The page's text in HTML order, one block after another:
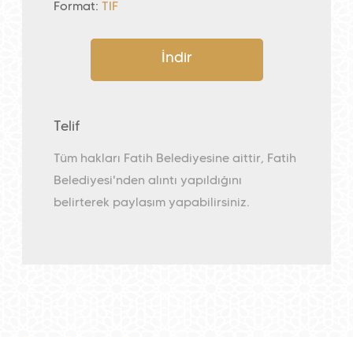
Format: TIF
İndir
Telif
Tüm hakları Fatih Belediyesine aittir, Fatih
Belediyesi'nden alıntı yapıldığını
belirterek paylaşım yapabilirsiniz.